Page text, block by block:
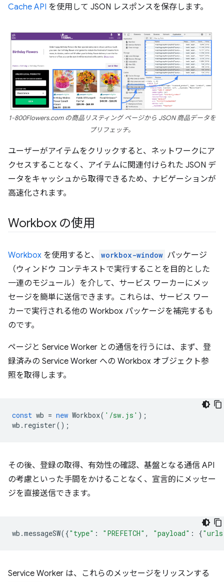
Cache API を使用して JSON レスポンスを保存します。
1-800Flowers.com の商品リスティング ページから JSON 商品データを
プリフェッチ。
ユーザーがアイテムをクリックすると、ネットワークにア
クセスすることなく、アイテムに関連付けられた JSON デ
ータをキャッシュから取得できるため、ナビゲーションが
高速化されます。
Workbox の使用
Workbox を使用すると、 workbox-window パッケージ
（ウィンドウ コンテキストで実行することを目的とした
一連のモジュール）を介して、サービス ワーカーにメッ
セージを簡単に送信できます。これらは、サービス ワー
カーで実行される他の Workbox パッケージを補完するも
のです。
ページと Service Worker との通信を行うには、まず、登
録済みの Service Worker への Workbox オブジェクト参
照を取得します。
const wb = new Workbox( '/sw.js' );
wb . register();
その後、登録の取得、有効性の確認、基盤となる通信 API
の考慮といった手間をかけることなく、宣言的にメッセー
ジを直接送信できます。
wb .messageSW({"type" : "PREFETCH" , "payload" : {
Service Worker は、これらのメッセージをリッスンする